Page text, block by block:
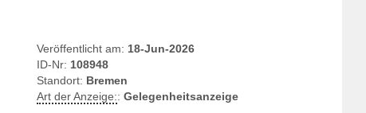
Veröffentlicht am: 18-Jun-2026
ID-Nr: 108948
Standort: Bremen
Art der Anzeige:: Gelegenheitsanzeige